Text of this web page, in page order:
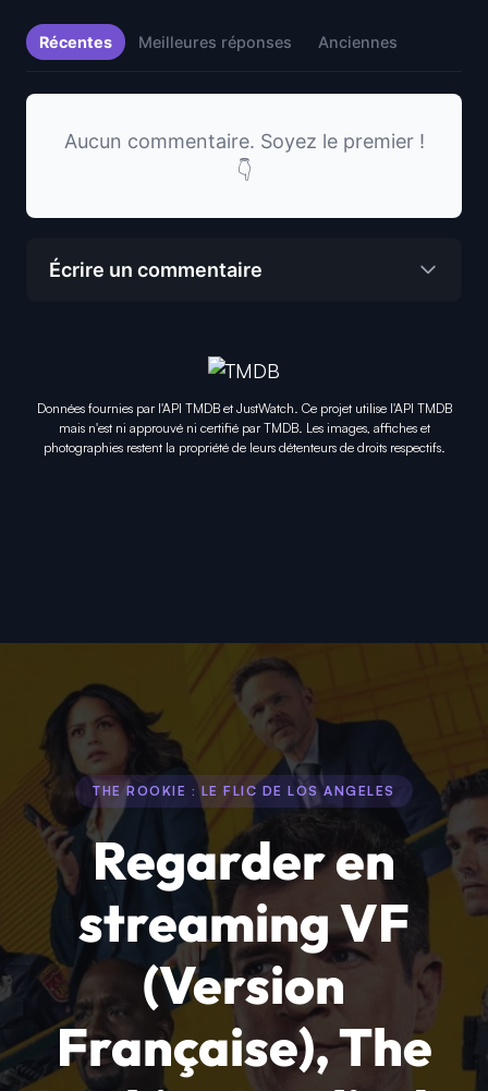
Récentes Meilleures réponses Anciennes
Aucun commentaire. Soyez le premier !
👇
Écrire un commentaire
Données fournies par l'API TMDB et JustWatch. Ce projet utilise l'API TMDB
mais n'est ni approuvé ni certifié par TMDB. Les images, affiches et
photographies restent la propriété de leurs détenteurs de droits respectifs.
THE ROOKIE : LE FLIC DE LOS ANGELES
Regarder en
streaming VF
(Version
Française), The